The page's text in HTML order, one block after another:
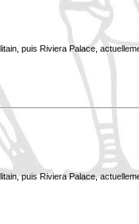
puis Riviera Palace,
puis Riviera Palace,